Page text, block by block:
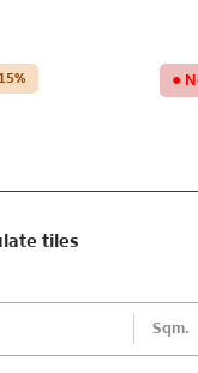
% ●
tiles
Sqm.